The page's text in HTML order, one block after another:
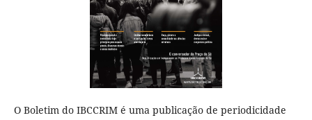
O Boletim do IBCCRIM é uma publicação de periodicidade